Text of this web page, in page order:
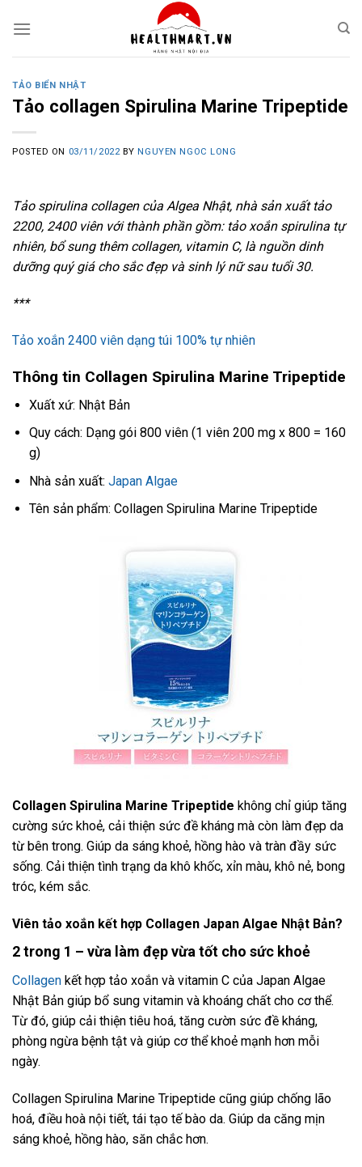
TẢO BIỂN NHẬT
Tảo collagen Spirulina Marine Tripeptide
POSTED ON 03/11/2022 BY NGUYEN NGOC LONG
Tảo spirulina collagen của Algea Nhật, nhà sản xuất tảo
2200, 2400 viên với thành phần gồm: tảo xoắn spirulina tự
nhiên, bổ sung thêm collagen, vitamin C, là nguồn dinh
dưỡng quý giá cho sắc đẹp và sinh lý nữ sau tuổi 30.
***
Tảo xoắn 2400 viên dạng túi 100% tự nhiên
Thông tin Collagen Spirulina Marine Tripeptide
Xuất xứ: Nhật Bản
Quy cách: Dạng gói 800 viên (1 viên 200 mg x 800 = 160
g)
Nhà sản xuất: Japan Algae
Tên sản phẩm: Collagen Spirulina Marine Tripeptide
Collagen Spirulina Marine Tripeptide không chỉ giúp tăng
cường sức khoẻ, cải thiện sức đề kháng mà còn làm đẹp da
từ bên trong. Giúp da sáng khoẻ, hồng hào và tràn đầy sức
sống. Cải thiện tình trạng da khô khốc, xỉn màu, khô nẻ, bong
tróc, kém sắc.
Viên tảo xoắn kết hợp Collagen Japan Algae Nhật Bản?
2 trong 1 – vừa làm đẹp vừa tốt cho sức khoẻ
Collagen kết hợp tảo xoắn và vitamin C của Japan Algae
Nhật Bản giúp bổ sung vitamin và khoáng chất cho cơ thể.
Từ đó, giúp cải thiện tiêu hoá, tăng cườn sức đề kháng,
phòng ngừa bệnh tật và giúp cơ thể khoẻ mạnh hơn mỗi
ngày.
Collagen Spirulina Marine Tripeptide cũng giúp chống lão
hoá, điều hoà nội tiết, tái tạo tế bào da. Giúp da căng mịn
sáng khoẻ, hồng hào, săn chắc hơn.